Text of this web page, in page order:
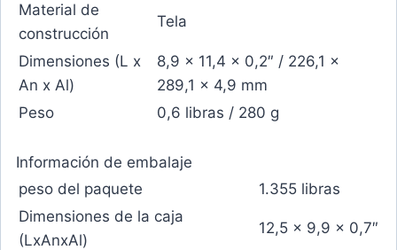
Material de
construcción
Tela
Dimensiones (L x
An x Al)
8,9 x 11,4 x 0,2″ / 226,1 x
289,1 x 4,9 mm
Peso
0,6 libras / 280 g
Información de embalaje
peso del paquete
1.355 libras
Dimensiones de la caja
(LxAnxAl)
12,5 x 9,9 x 0,7″